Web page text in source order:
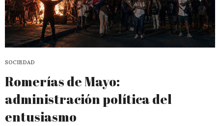
SOCIEDAD
Romerías de Mayo:
administración política del
entusiasmo